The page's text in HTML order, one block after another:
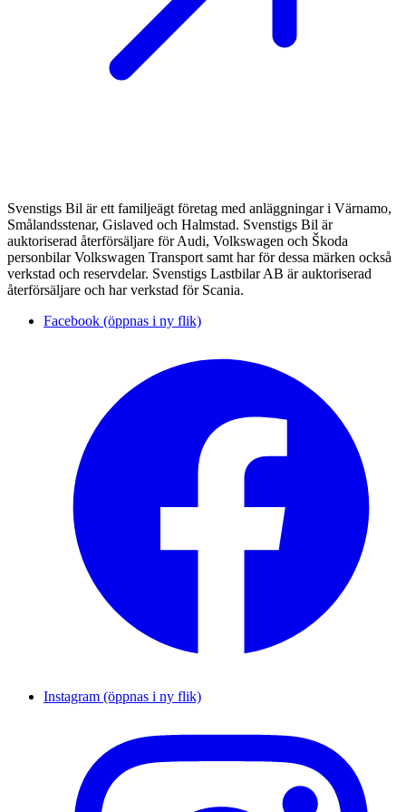
Svenstigs Bil är ett familjeägt företag med anläggningar i Värnamo,
Smålandsstenar, Gislaved och Halmstad. Svenstigs Bil är
auktoriserad återförsäljare för Audi, Volkswagen och Škoda
personbilar Volkswagen Transport samt har för dessa märken också
verkstad och reservdelar. Svenstigs Lastbilar AB är auktoriserad
återförsäljare och har verkstad för Scania.
Facebook (öppnas i ny flik)
Instagram (öppnas i ny flik)